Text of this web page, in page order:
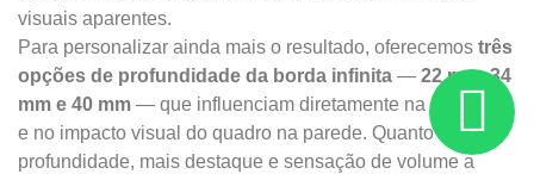
visuais aparentes.
Para personalizar ainda mais o resultado, oferecemos três
opções de profundidade da borda infinita — 22 mm, 34
mm e 40 mm — que influenciam diretamente na presença
e no impacto visual do quadro na parede. Quanto maior a
profundidade, mais destaque e sensação de volume a